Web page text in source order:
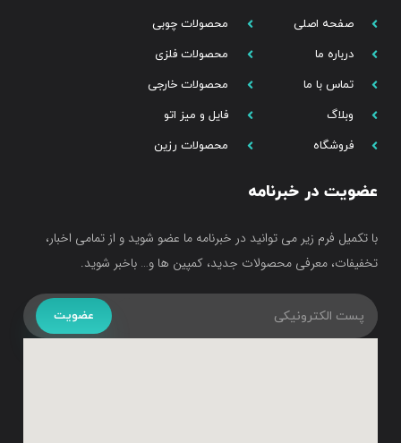
صفحه اصلی
درباره ما
تماس با ما
وبلاگ
فروشگاه
محصولات چوبی
محصولات فلزی
محصولات خارجی
فایل و میز اتو
محصولات رزین
عضویت در خبرنامه
با تکمیل فرم زیر می توانید در خبرنامه ما عضو شوید و از تمامی اخبار،
تخفیفات، معرفی محصولات جدید، کمپین ها و… باخبر شوید.
عضویت